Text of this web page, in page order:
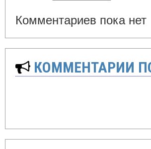
Комментариев пока нет
КОММЕНТАРИИ